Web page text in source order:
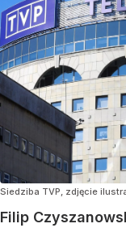
Siedziba TVP, zdjęcie
Filip